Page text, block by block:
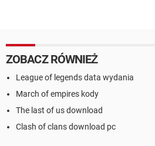
ZOBACZ RÓWNIEŻ
League of legends data wydania
March of empires kody
The last of us download
Clash of clans download pc